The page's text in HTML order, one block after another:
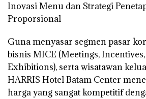
Inovasi Menu dan Strategi
Proporsional
Guna menyasar segmen pasar
bisnis MICE (Meetings,
Exhibitions), serta wisatawan
HARRIS Hotel Batam Center
harga yang sangat kompetitif